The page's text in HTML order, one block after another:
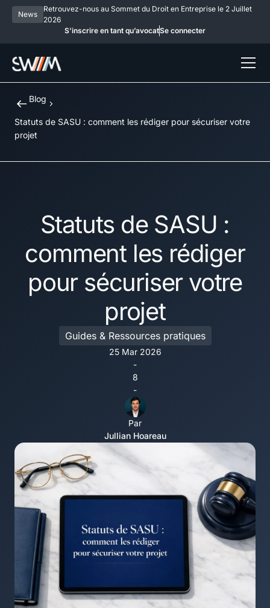
News
Retrouvez-nous au Sommet du Droit en Entreprise le 2 Juillet
2026
S’inscrire en tant qu’avocatSe connecter
Blog
Statuts de SASU : comment les rédiger pour sécuriser votre
projet
Statuts de SASU :
comment les rédiger
pour sécuriser votre
projet
Guides & Ressources pratiques
25 Mar 2026
-
8
-
Par
Jullian Hoareau